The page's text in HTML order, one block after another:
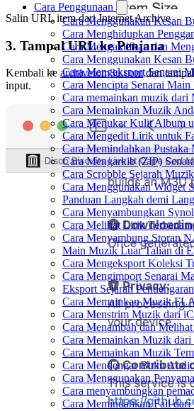
Cara Penggunaan
Cara Menggunakan Kesan
Cara Menghidupkan
Cara Mengaktifkan dan
Cara Menggunakan Kesan
Cara Mengeksport Senarai
Cara Mencipta Senarai
Cara memainkan muzik
Cara Memainkan Muzik
Cara Menukar Kulit Album
Cara Mengedit Lirik untuk
Cara Memindahkan
Cara Mengarkib (ZIP)
Cara Scrobble Sejarah
Cara Menggunakan Widget
Panduan Langkah demi
Cara Menyambungkan
Cara Melihat Lirik
Cara Menyambung Storan
Main Muzik Luar Talian di
Cara Mengeksport Koleksi
Cara Mengimport Senarai
Eksport Sejarah
Cara Memainkan Muzik
Cara Menstrim Muzik dari
Cara Menambah dan
Cara Memainkan Muzik
Cara Memainkan Muzik
Cara Mendengar Buku
Cara Menggunakan
Cara menyambungkan
Cara Memindahkan Fail
Salin URL item dari Internet Archive
3. Tampal URL ke Penjana
Kembali ke archivetom3u.comdan
input.